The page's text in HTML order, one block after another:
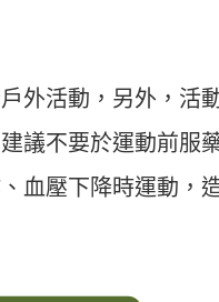
外活動，另外，活
議不要於運動前服
血壓下降時運動，